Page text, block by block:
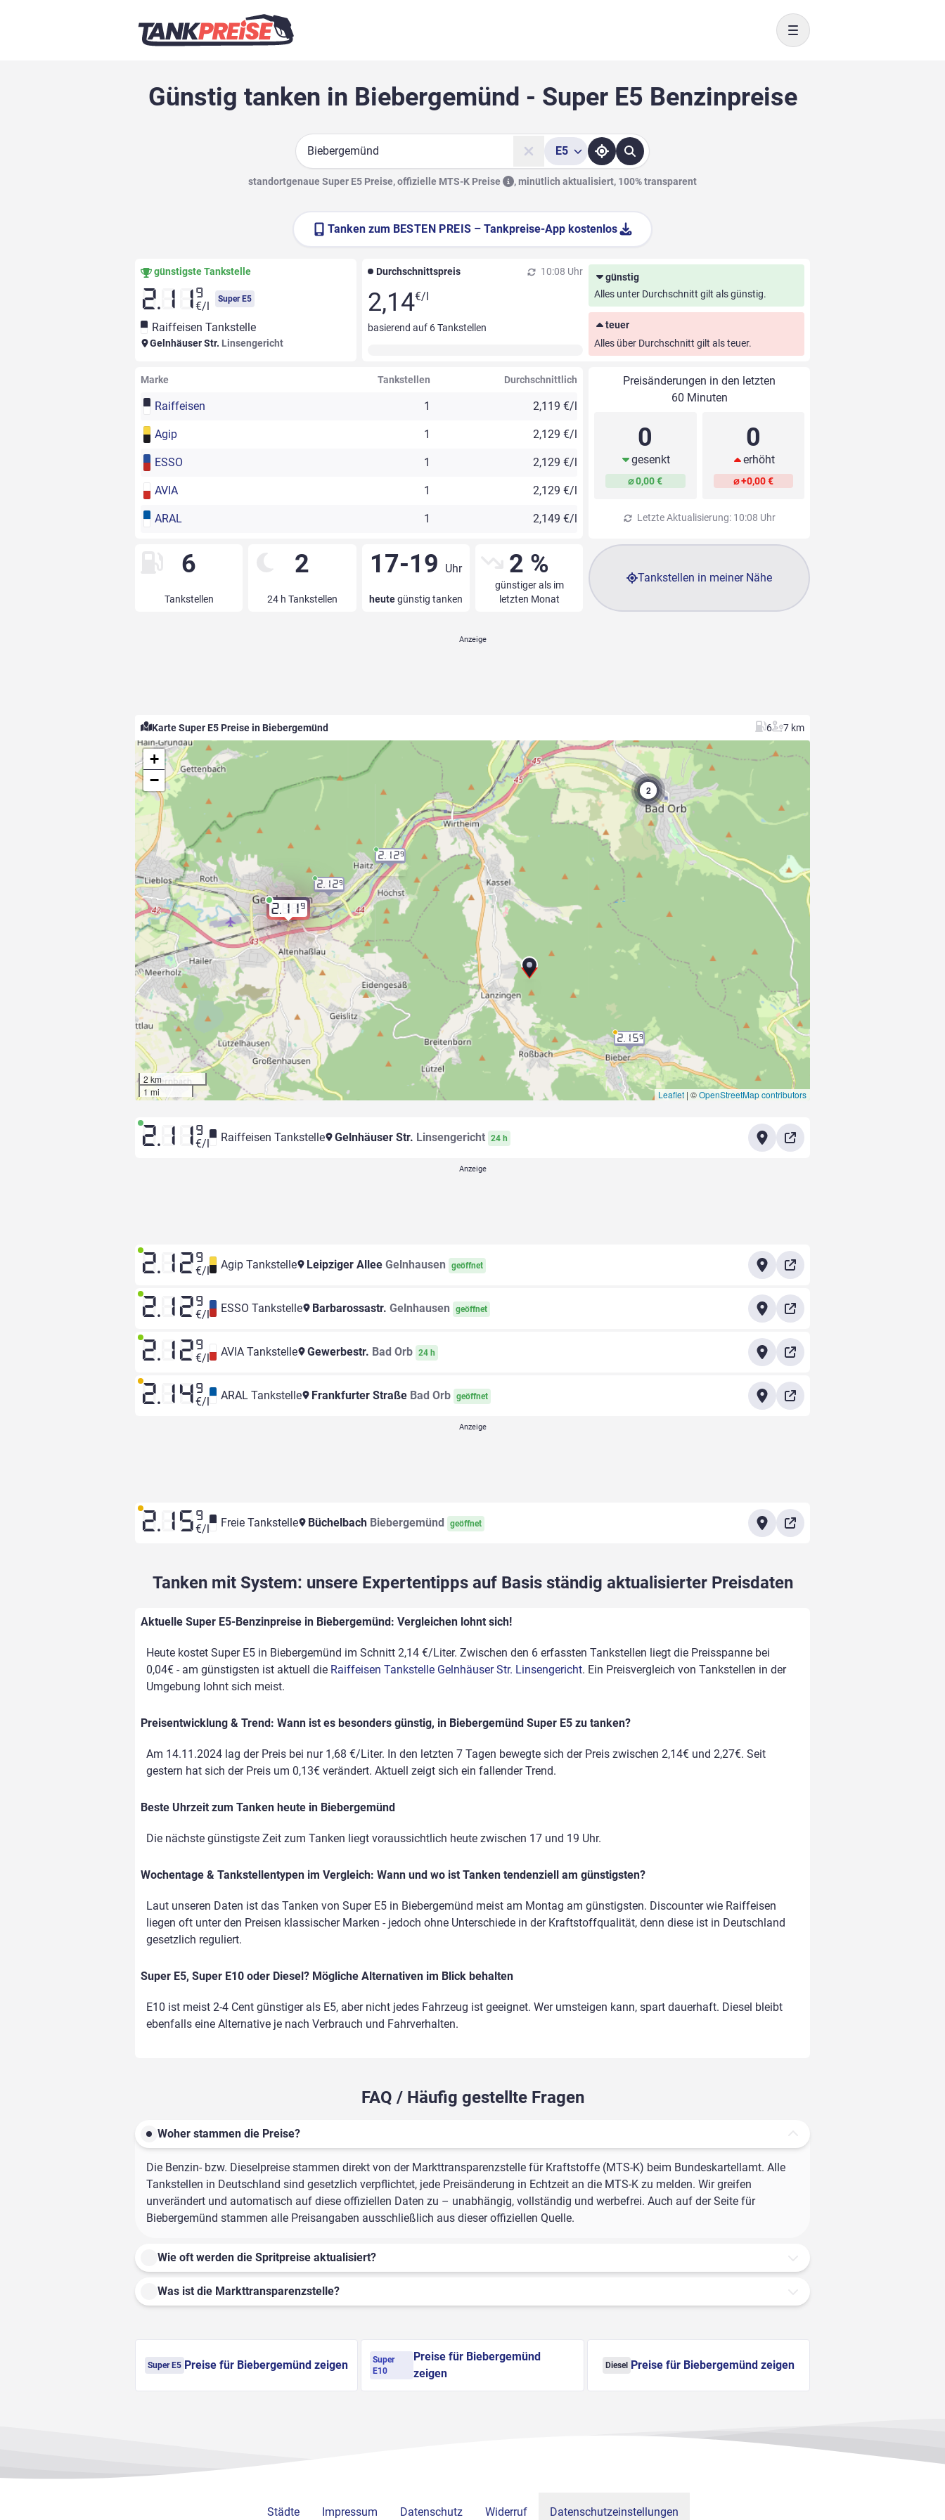
Toggle navigation
Günstig tanken in Biebergemünd - Super E5 Benzinpreise
Suche
E5
standortgenaue Super E5 Preise, offizielle MTS-K Preise ,minütlich aktualisiert, 100% transparent
Tanken zum BESTEN PREIS – Tankpreise-App kostenlos
günstigste Tankstelle
2.11 9
€/l
Super E5
Raiffeisen Tankstelle
Gelnhäuser Str. Linsengericht
Durchschnittspreis 10:08 Uhr
2,14€/l
basierend auf 6Tankstellen
günstig
Alles unter Durchschnitt gilt als günstig.
teuer
Alles über Durchschnitt gilt als teuer.
Marke Tankstellen Durchschnittlich
Raiffeisen 1 2,119 €/l
Agip 1 2,129 €/l
ESSO 1 2,129 €/l
AVIA 1 2,129 €/l
ARAL 1 2,149 €/l
Preisänderungen in den letzten
60 Minuten
0
gesenkt
⌀ 0,00 €
0
erhöht
⌀ +0,00 €
Letzte Aktualisierung: 10:08 Uhr
6
Tankstellen
2
24 h Tankstellen
17-19 Uhr
heutegünstig tanken
2 %
günstiger als im
letzten Monat
Tankstellen in meiner Nähe
Karte Super E5 Preise in Biebergemünd 6 7 km
2.119
2.159
2
2.129
2.129
+
−
2 km
1 mi
Leaflet | ©OpenStreetMap contributors
2.11 9
€/l Raiffeisen Tankstelle Gelnhäuser Str. Linsengericht 24 h
2.12 9
€/l Agip Tankstelle Leipziger Allee Gelnhausen geöffnet
2.12 9
€/l ESSO Tankstelle Barbarossastr. Gelnhausen geöffnet
2.12 9
€/l AVIA Tankstelle Gewerbestr. Bad Orb 24 h
2.14 9
€/l ARAL Tankstelle Frankfurter Straße Bad Orb geöffnet
2.15 9
€/l Freie Tankstelle Büchelbach Biebergemünd geöffnet
Tanken mit System: unsere Expertentipps auf Basis ständig aktualisierter Preisdaten
Aktuelle Super E5-Benzinpreise in Biebergemünd: Vergleichen lohnt sich!
Heute kostet Super E5 in Biebergemünd im Schnitt 2,14 €/Liter. Zwischen den 6 erfassten Tankstellen liegt die Preisspanne bei
0,04€ - am günstigsten ist aktuell die Raiffeisen Tankstelle Gelnhäuser Str. Linsengericht. Ein Preisvergleich von Tankstellen in der
Umgebung lohnt sich meist.
Preisentwicklung & Trend: Wann ist es besonders günstig, in Biebergemünd Super E5 zu tanken?
Am 14.11.2024 lag der Preis bei nur 1,68 €/Liter. In den letzten 7 Tagen bewegte sich der Preis zwischen 2,14€ und 2,27€. Seit
gestern hat sich der Preis um 0,13€ verändert. Aktuell zeigt sich ein fallender Trend.
Beste Uhrzeit zum Tanken heute in Biebergemünd
Die nächste günstigste Zeit zum Tanken liegt voraussichtlich heute zwischen 17 und 19 Uhr.
Wochentage & Tankstellentypen im Vergleich: Wann und wo ist Tanken tendenziell am günstigsten?
Laut unseren Daten ist das Tanken von Super E5 in Biebergemünd meist am Montag am günstigsten. Discounter wie Raiffeisen
liegen oft unter den Preisen klassischer Marken - jedoch ohne Unterschiede in der Kraftstoffqualität, denn diese ist in Deutschland
gesetzlich reguliert.
Super E5, Super E10 oder Diesel? Mögliche Alternativen im Blick behalten
E10 ist meist 2-4 Cent günstiger als E5, aber nicht jedes Fahrzeug ist geeignet. Wer umsteigen kann, spart dauerhaft. Diesel bleibt
ebenfalls eine Alternative je nach Verbrauch und Fahrverhalten.
FAQ / Häufig gestellte Fragen
Woher stammen die Preise?
Die Benzin- bzw. Dieselpreise stammen direkt von der Markttransparenzstelle für Kraftstoffe (MTS-K) beim Bundeskartellamt. Alle
Tankstellen in Deutschland sind gesetzlich verpflichtet, jede Preisänderung in Echtzeit an die MTS-K zu melden. Wir greifen
unverändert und automatisch auf diese offiziellen Daten zu – unabhängig, vollständig und werbefrei. Auch auf der Seite für
Biebergemünd stammen alle Preisangaben ausschließlich aus dieser offiziellen Quelle.
Wie oft werden die Spritpreise aktualisiert?
Was ist die Markttransparenzstelle?
Super E5 Preise für Biebergemünd zeigen
Super
E10
Preise für Biebergemünd
zeigen
Diesel Preise für Biebergemünd zeigen
Städte Impressum Datenschutz Widerruf Datenschutzeinstellungen